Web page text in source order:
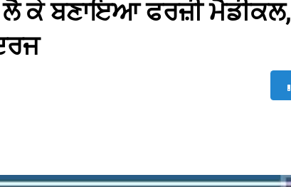
ਕੇ ਬਣਾਇਆ ਫਰਜ਼ੀ ਮੈਡੀਕਲ,